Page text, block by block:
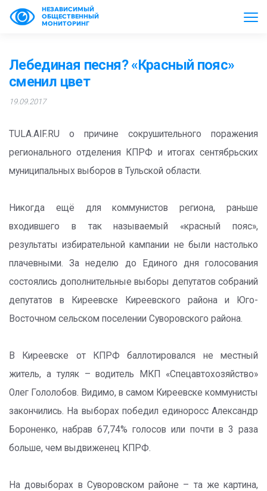
НЕЗАВИСИМЫЙ
ОБЩЕСТВЕННЫЙ
МОНИТОРИНГ
Лебединая песня? «Красный пояс»
сменил цвет
19.09.2017
TULA.AIF.RU о причине сокрушительного поражения
регионального отделения КПРФ и итогах сентябрьских
муниципальных выборов в Тульской области.
Никогда ещё для коммунистов региона, раньше
входившего в так называемый «красный пояс»,
результаты избирательной кампании не были настолько
плачевными. За неделю до Единого дня голосования
состоялись дополнительные выборы депутатов собраний
депутатов в Киреевске Киреевского района и Юго-
Восточном сельском поселении Суворовского района.
В Киреевске от КПРФ баллотировался не местный
житель, а туляк – водитель МКП «Спецавтохозяйство»
Олег Гололобов. Видимо, в самом Киреевске коммунисты
закончились. На выборах победил единоросс Александр
Бороненко, набрав 67,74% голосов или почти в 3 раза
больше, чем выдвиженец КПРФ.
На довыборах в Суворовском районе – та же картина,